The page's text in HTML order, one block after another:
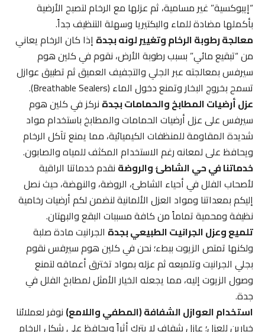
“إيبوكسية” غير مسامية، ثم عزلها مع الرخام لتصبح الأرضية
بأكملها مضادة للماء والبكتيريا وسهلة التنظيف جداً.
معالجة رطوبة الرخام وتغيير لونه بجدةإذا كان الرخام يعاني
من “تبقيع مائي” بسبب رطوبة الأرض، نقوم في كلين هوم
سيرفس بمعالجته عبر الجلي والتجفيف العميق ثم تطبيق عوازل
تسمح بخروج البخار وتمنع دخول الماء (Breathable Sealers).
عزل أرضيات المطابخ والحمامات بجدةنركز في كلين هوم
سيرفس على عزل أرضيات الحمامات والمطابخ باستخدام مواد
شديدة المقاومة للمنظفات الكيميائية، مما يمنع تآكل الرخام
ويحافظ على لمعانه رغم الاستخدام المكثف للمياه والصابون.
خدماتنا في حي الشاطئ والروضةنقدم خدماتنا الراقية
لأصحاب الفلل في أحياء الشاطئ، الروضة، والنهضة، حيث نصل
إليكم بمعداتنا ومواد العزل الألمانية لنضمن لكم أرضيات رخامية
نظيفة ومحمية تماماً من كافة مسببات البقع والبهتان.
تلميع وعزل الجرانيت الطبيعي بجدةالجرانيت مادة صلبة
ولكنها تمتص الزيوت ببطء؛ نحن في كلين هوم سيرفس نقوم
بجلي الجرانيت وتلميعه ثم عزله بمواد تخترق أعماقه لتمنع
وصول الزيوت إليه، مما يجعله الخيار الأمثل لمطابخ الفلل في
جدة.
استخدام العوازل الشفافة (المطفي واللامع)نوفر لعملائنا
خيارين للعزل؛ عازل شفاف لا يترك أثراً ويحافظ على شكل الرخام